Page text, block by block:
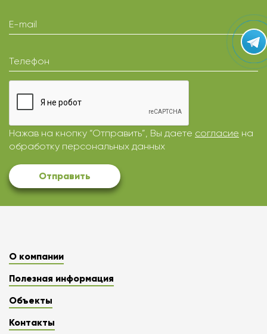
E-mail
Телефон
Нажав на кнопку “Отправить”, Вы даете согласие на
обработку персональных данных
Отправить
О компании
Полезная информация
Объекты
Контакты